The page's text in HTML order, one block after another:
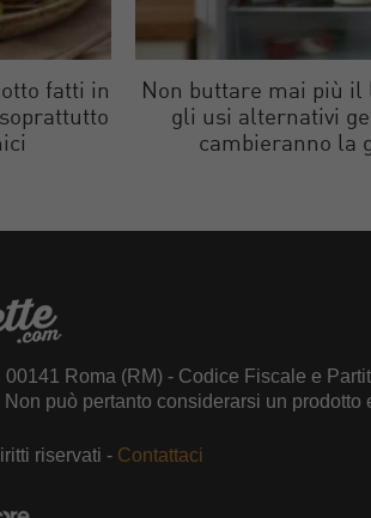
fatti in
Non buttare mai più il
gli usi alternativi
cambieranno la
Roma (RM) - Codice Fiscale e
può pertanto considerarsi un
riservati - Contattaci